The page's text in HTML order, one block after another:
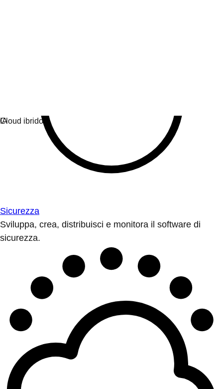
Sicurezza
Sviluppa, crea, distribuisci e monitora il software di
sicurezza.